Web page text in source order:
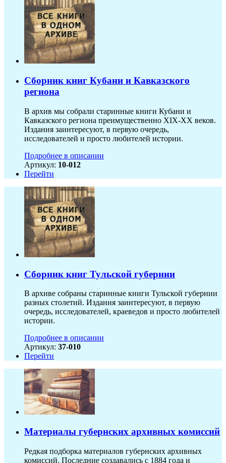
Сборник книг Кубани и Кавказского
региона
В архив мы собрали старинные книги Кубани и
Кавказского региона преимущественно XIX-ХХ веков.
Издания заинтересуют, в первую очередь,
исследователей и просто любителей истории.
Подробнее в описании
Артикул: 10-012
Перейти
Сборник книг Тульской губернии
В архиве собраны старинные книги Тульской губернии
разных столетий. Издания заинтересуют, в первую
очередь, исследователей, краеведов и просто любителей
истории.
Подробнее в описании
Артикул: 37-010
Перейти
Материалы губернских архивных комиссий
Редкая подборка материалов губернских архивных
комиссий. Последние создавались с 1884 года и